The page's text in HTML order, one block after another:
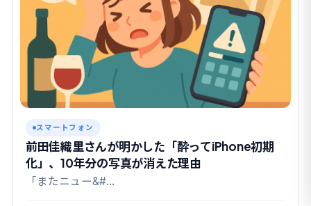
スマートフォン
前田佳織里さんが明かした「酔ってiPhone初期
化」、10年分の写真が消えた理由
「またニュー&#…